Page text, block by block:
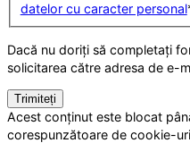
datelor cu caracter personal
Dacă nu doriți să completați
solicitarea către adresa de e-
Acest conținut este blocat
corespunzătoare de cookie-